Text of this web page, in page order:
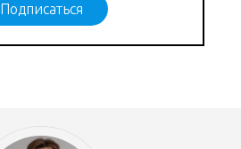
Подписаться